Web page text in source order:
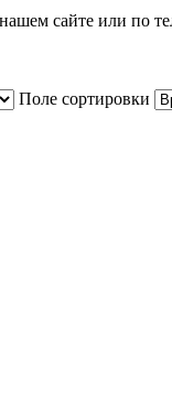
сайте или по
Поле сортировки